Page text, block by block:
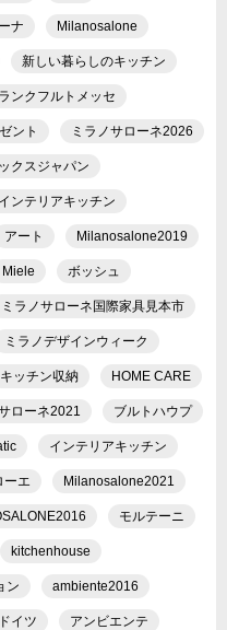
ナ Milanosalone
新しい暮らしのキッチン
ンクフルトメッセ
ント ミラノサローネ2026
クスジャパン
ンテリアキッチン
アート Milanosalone2019
Miele ボッシュ
ミラノサローネ国際家具見本市
ミラノデザインウィーク
キッチン収納 HOME CARE
ローネ2021 ブルトハウプ
インテリアキッチン
ーエ Milanosalone2021
モルテーニ
kitchenhouse
ン ambiente2016
ドイツ アンビエンテ